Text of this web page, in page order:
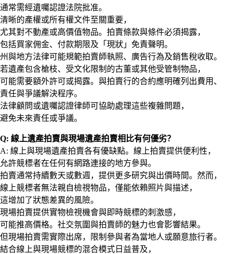
通常需經遺囑認證法院批准。
清晰的產權或所有權文件至關重要，
尤其對不動產或高價值物品。拍賣條款與條件必須揭露，
包括買家佣金、付款期限及「現狀」免責聲明。
州與地方法律可能規範拍賣師執照、廣告行為及銷售稅收取。
若遺產包含槍枝、受文化限制的古董或其他受管制物品，
可能需要額外許可或揭露。與拍賣行的合約應明確列出費用、
責任與爭議解決程序。
法律顧問或遺囑認證律師可協助處理這些複雜問題，
避免未來責任或爭議。
Q: 線上遺產拍賣與現場遺產拍賣相比有何優劣？
A: 線上與現場遺產拍賣各有優缺點。線上拍賣提供便利性，
允許競標者在任何有網路連接的地方參與。
拍賣通常持續數天或數週，提供更多研究與出價時間。然而，
線上競標者無法親自檢視物品，僅能依賴照片與描述，
這增加了狀態差異的風險。
現場拍賣提供實物檢視機會與即時競標的刺激感，
可能推高價格。社交氛圍與拍賣師的魅力也會影響結果。
但現場拍賣需實際出席，限制參與者為當地人或願意旅行者。
結合線上與現場競標的混合模式日益普及，